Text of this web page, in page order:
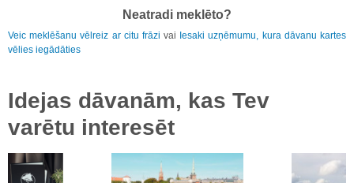
Neatradi meklēto?
Veic meklēšanu vēlreiz ar citu frāzi vai Iesaki uzņēmumu, kura dāvanu kartes
vēlies iegādāties
Idejas dāvanām, kas Tev
varētu interesēt